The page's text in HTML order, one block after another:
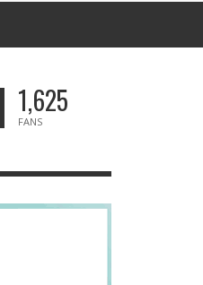
1,625
FANS